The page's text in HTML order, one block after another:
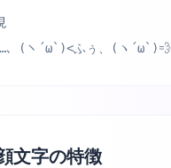
、(ヽ´ω`)<ふぅ、(ヽ´ω`)💨
文字の特徴